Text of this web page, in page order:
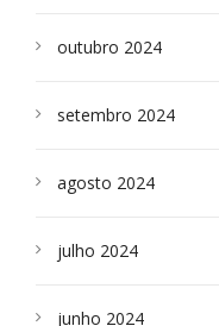
outubro 2024
setembro 2024
agosto 2024
julho 2024
junho 2024